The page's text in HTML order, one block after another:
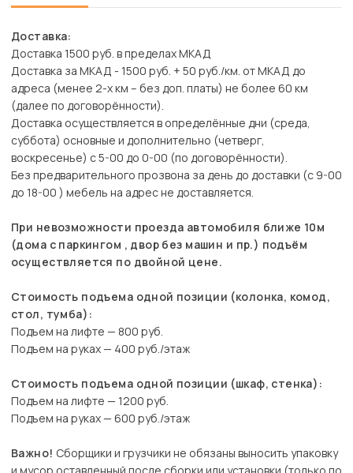
Доставка:
Доставка 1500 руб. в пределах МКАД
Доставка за МКАД - 1500 руб. + 50 руб./км. от МКАД до
адреса (менее 2-х км – без доп. платы) не более 60 км
(далее по договорённости).
Доставка осуществляется в определённые дни (среда,
суббота) основные и дополнительно (четверг,
воскресенье) с 5-00 до 0-00 (по договорённости).
Без предварительного прозвона за день до доставки (с 9-00
до 18-00 ) мебель на адрес не доставляется.
При невозможности проезда автомобиля ближе 10м
(дома с паркингом , двор без машин и пр.) подъём
осуществляется по двойной цене.
Стоимость подъема одной позиции (колонка, комод,
стол, тумба):
Подъем на лифте — 800 руб.
Подъем на руках — 400 руб./этаж
Стоимость подъема одной позиции (шкаф, стенка):
Подъем на лифте — 1200 руб.
Подъем на руках — 600 руб./этаж
Важно! Сборщики и грузчики не обязаны выносить упаковку